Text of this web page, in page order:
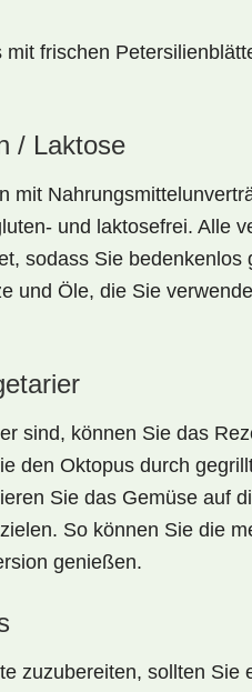
frischen
/ Laktose
mit
und laktosefrei. Alle
sodass Sie bedenkenlos
und Öle, die Sie
sind, können Sie das
den Oktopus durch
Sie das Gemüse auf
So können Sie die
genießen.
zuzubereiten, sollten Sie